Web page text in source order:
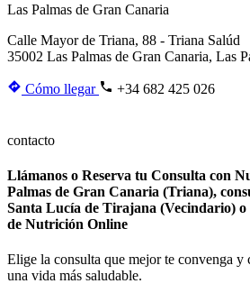
Las Palmas de Gran Canaria
Calle Mayor de Triana, 88 - Triana Salúd
35002 Las Palmas de Gran Canaria, Las
Cómo llegar +34 682 425 026
contacto
Llámanos o Reserva tu Consulta con
Palmas de Gran Canaria (Triana),
Santa Lucía de Tirajana (Vecindario) o
de Nutrición Online
Elige la consulta que mejor te convenga y
una vida más saludable.